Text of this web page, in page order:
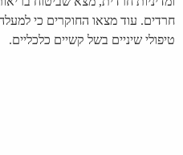
חרדים. עוד מצאו החוקרים כי
טיפולי שיניים בשל קשיים כלכליים.